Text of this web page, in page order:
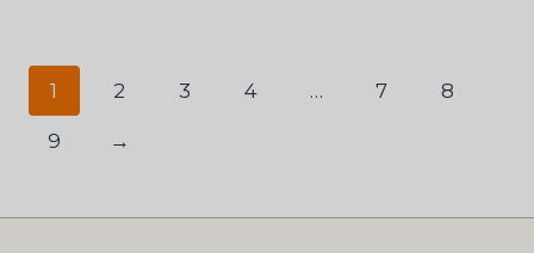
1 2 3 4 … 7 8
9 →